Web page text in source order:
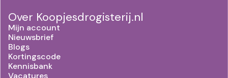
Over Koopjesdrogisterij.nl
Mijn account
Nieuwsbrief
Blogs
Kortingscode
Kennisbank
Vacatures